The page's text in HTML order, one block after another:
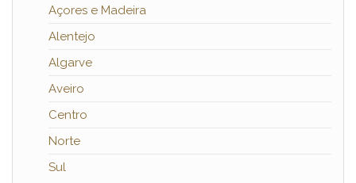
Açores e Madeira
Alentejo
Algarve
Aveiro
Centro
Norte
Sul